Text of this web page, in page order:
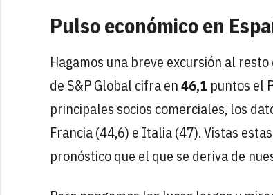
Pulso económico en
Hagamos una breve excursión al
de S&P Global cifra en46,1 puntos el
principales socios comerciales, los
Francia (44,6) e Italia (47). Vistas
pronóstico que el que se deriva de